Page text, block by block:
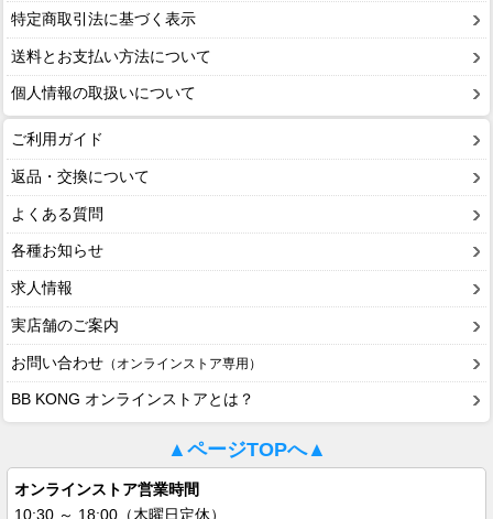
特定商取引法に基づく表示
送料とお支払い方法について
個人情報の取扱いについて
ご利用ガイド
返品・交換について
よくある質問
各種お知らせ
求人情報
実店舗のご案内
お問い合わせ （オンラインストア専用）
BB KONG オンラインストアとは？
▲ページTOPへ▲
オンラインストア営業時間
10:30 ～ 18:00（木曜日定休）